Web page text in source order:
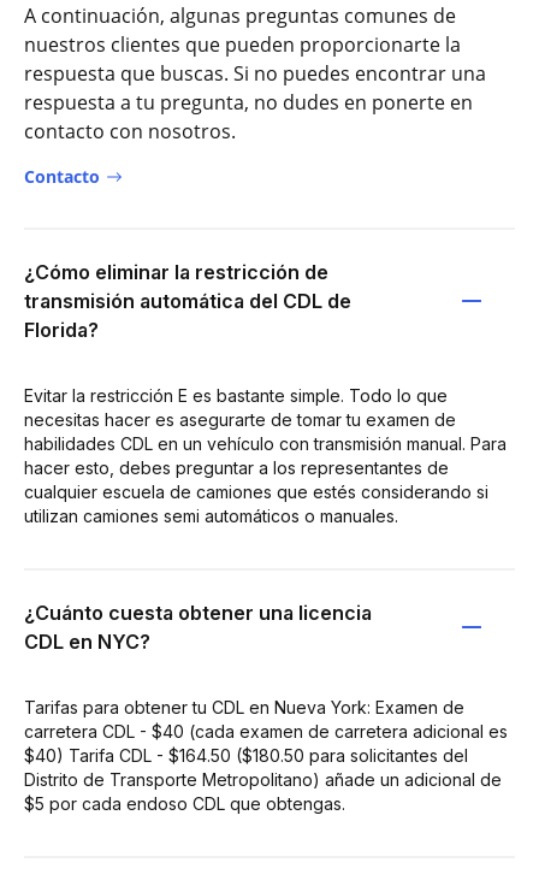
A continuación, algunas preguntas comunes de
nuestros clientes que pueden proporcionarte la
respuesta que buscas. Si no puedes encontrar una
respuesta a tu pregunta, no dudes en ponerte en
contacto con nosotros.
Contacto
¿Cómo eliminar la restricción de
transmisión automática del CDL de
Florida?
Evitar la restricción E es bastante simple. Todo lo que
necesitas hacer es asegurarte de tomar tu examen de
habilidades CDL en un vehículo con transmisión manual. Para
hacer esto, debes preguntar a los representantes de
cualquier escuela de camiones que estés considerando si
utilizan camiones semi automáticos o manuales.
¿Cuánto cuesta obtener una licencia
CDL en NYC?
Tarifas para obtener tu CDL en Nueva York: Examen de
carretera CDL - $40 (cada examen de carretera adicional es
$40) Tarifa CDL - $164.50 ($180.50 para solicitantes del
Distrito de Transporte Metropolitano) añade un adicional de
$5 por cada endoso CDL que obtengas.